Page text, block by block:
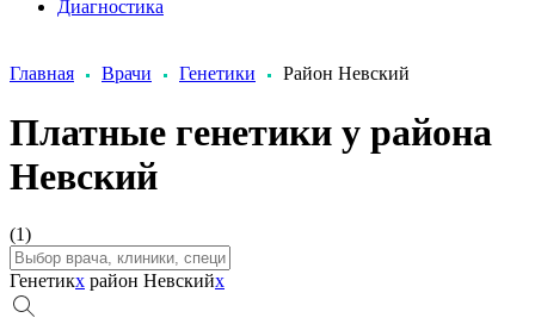
Диагностика
Главная Врачи Генетики Район Невский
Платные генетики у района
Невский
(1)
Генетикx район Невскийx